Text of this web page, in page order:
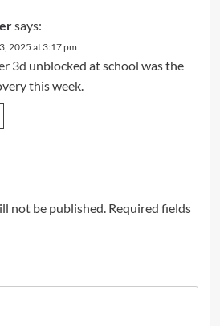
says:
2025 at 3:17 pm
3d unblocked at school was the
this week.
not be published. Required fields